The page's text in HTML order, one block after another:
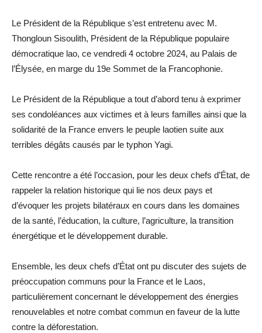
Le Président de la République s’est entretenu avec M.
Thongloun Sisoulith, Président de la République populaire
démocratique lao, ce vendredi 4 octobre 2024, au Palais de
l’Élysée, en marge du 19e Sommet de la Francophonie.
Le Président de la République a tout d’abord tenu à exprimer
ses condoléances aux victimes et à leurs familles ainsi que la
solidarité de la France envers le peuple laotien suite aux
terribles dégâts causés par le typhon Yagi.
Cette rencontre a été l’occasion, pour les deux chefs d’État, de
rappeler la relation historique qui lie nos deux pays et
d’évoquer les projets bilatéraux en cours dans les domaines
de la santé, l’éducation, la culture, l’agriculture, la transition
énergétique et le développement durable.
Ensemble, les deux chefs d’État ont pu discuter des sujets de
préoccupation communs pour la France et le Laos,
particulièrement concernant le développement des énergies
renouvelables et notre combat commun en faveur de la lutte
contre la déforestation.